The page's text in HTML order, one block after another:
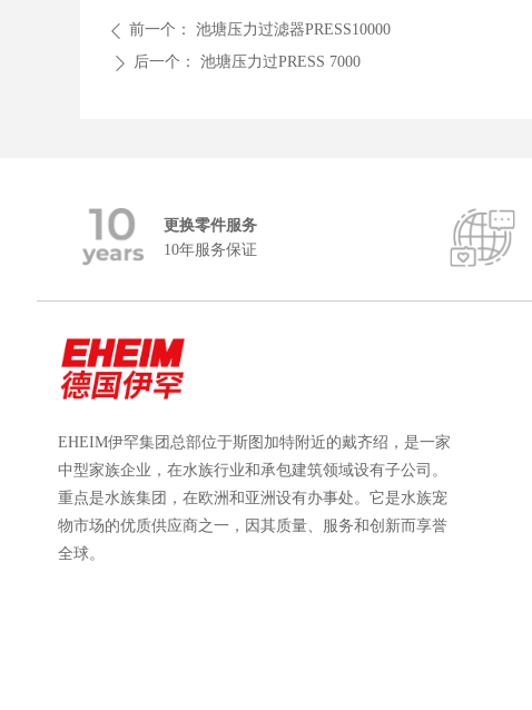
ꄴ 前一个： 池塘压力过滤器PRESS10000
ꄲ 后一个： 池塘压力过PRESS 7000
更换零件服务
10年服务保证
EHEIM伊罕集团总部位于斯图加特附近的戴齐绍，是一家
中型家族企业，在水族行业和承包建筑领域设有子公司。
重点是水族集团，在欧洲和亚洲设有办事处。它是水族宠
物市场的优质供应商之一，因其质量、服务和创新而享誉
全球。